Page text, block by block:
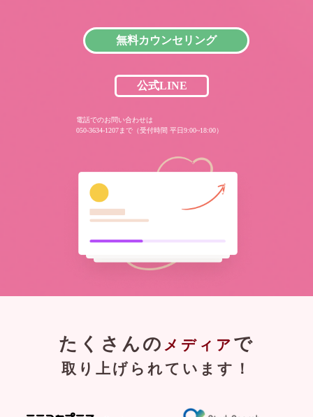
無料カウンセリング
公式LINE
電話でのお問い合わせは
050-3634-1207まで（受付時間 平日9:00~18:00）
たくさんの メディア で
取り上げられています！